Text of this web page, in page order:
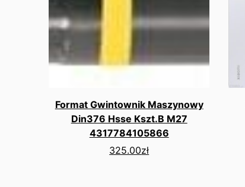
Format Gwintownik Maszynowy
Din376 Hsse Kszt.B M27
4317784105866
325.00zł